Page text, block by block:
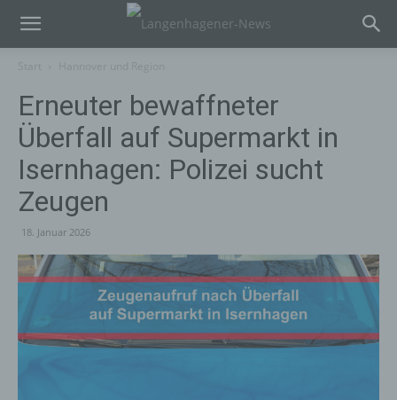
Erneuter bewaffneter
Überfall auf Supermarkt in
Isernhagen: Polizei sucht
Zeugen
18. Januar 2026